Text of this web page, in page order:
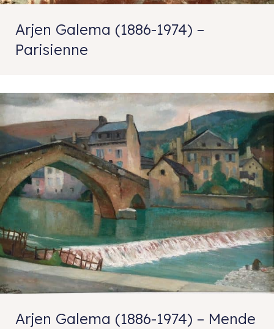
Arjen Galema (1886-1974) –
Parisienne
Arjen Galema (1886-1974) – Mende